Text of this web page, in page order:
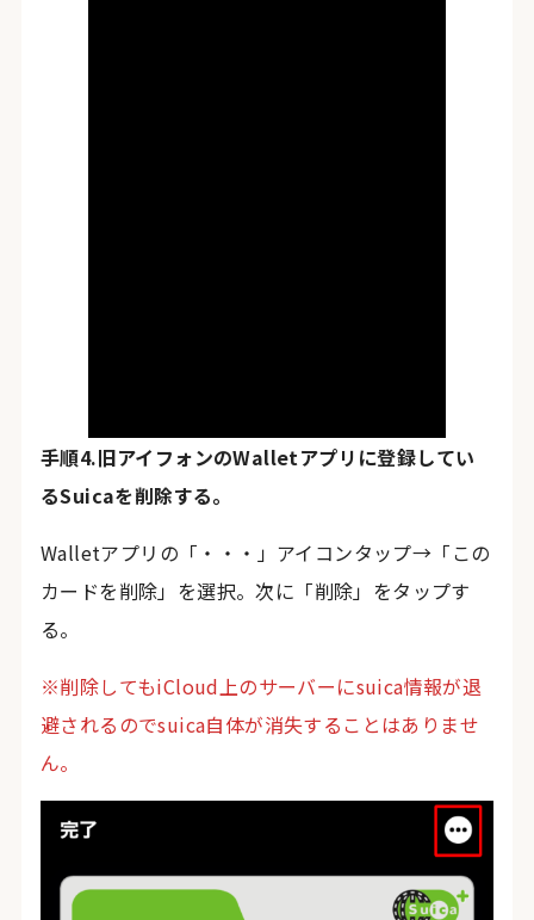
手順4.旧アイフォンのWalletアプリに登録してい
るSuicaを削除する。
Walletアプリの「・・・」アイコンタップ→「この
カードを削除」を選択。次に「削除」をタップす
る。
※削除してもiCloud上のサーバーにsuica情報が退
避されるのでsuica自体が消失することはありませ
ん。